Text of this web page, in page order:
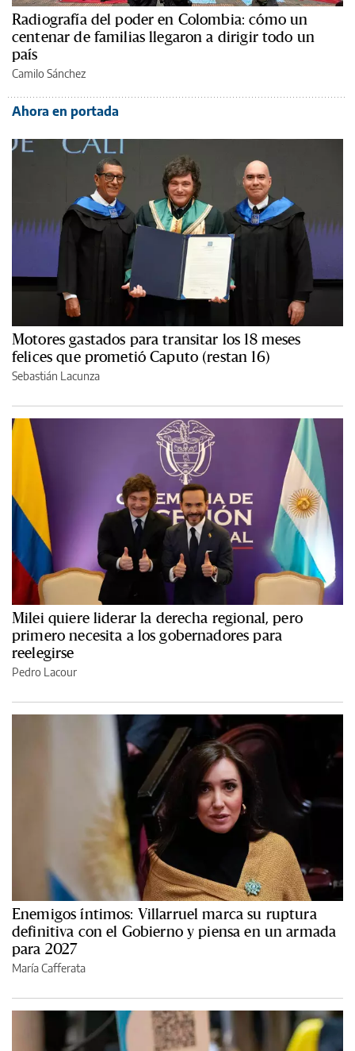
Radiografía del poder en Colombia: cómo un
centenar de familias llegaron a dirigir todo un
país
Camilo Sánchez
Ahora en portada
Motores gastados para transitar los 18 meses
felices que prometió Caputo (restan 16)
Sebastián Lacunza
Milei quiere liderar la derecha regional, pero
primero necesita a los gobernadores para
reelegirse
Pedro Lacour
Enemigos íntimos: Villarruel marca su ruptura
definitiva con el Gobierno y piensa en un armada
para 2027
María Cafferata